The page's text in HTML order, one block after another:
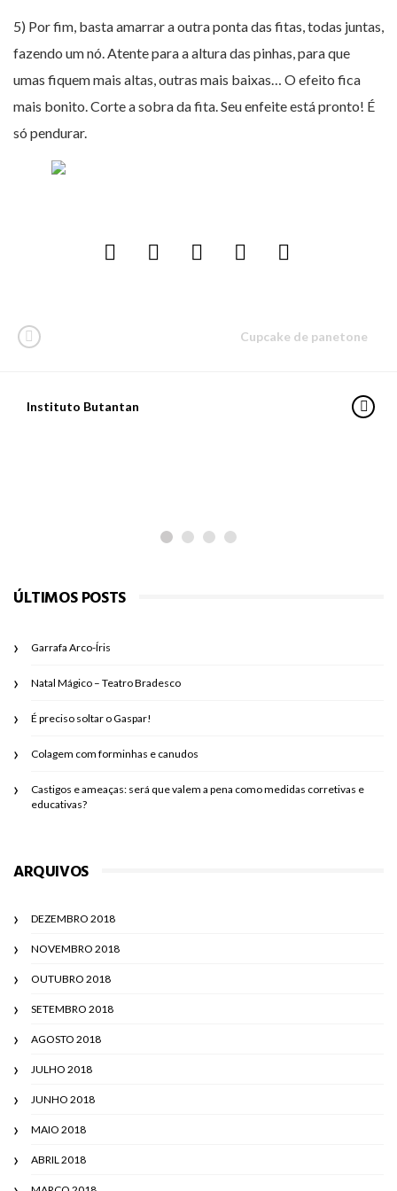
5) Por fim, basta amarrar a outra ponta das fitas, todas juntas,
fazendo um nó. Atente para a altura das pinhas, para que
umas fiquem mais altas, outras mais baixas… O efeito fica
mais bonito. Corte a sobra da fita. Seu enfeite está pronto! É
só pendurar.
Cupcake de panetone
Instituto Butantan
PARA PASSEAR
ÚLTIMOS POSTS
Garrafa Arco-Íris
Natal Mágico – Teatro Bradesco
É preciso soltar o Gaspar!
Colagem com forminhas e canudos
Castigos e ameaças: será que valem a pena como medidas corretivas e
educativas?
ARQUIVOS
DEZEMBRO 2018
NOVEMBRO 2018
OUTUBRO 2018
SETEMBRO 2018
AGOSTO 2018
JULHO 2018
JUNHO 2018
MAIO 2018
ABRIL 2018